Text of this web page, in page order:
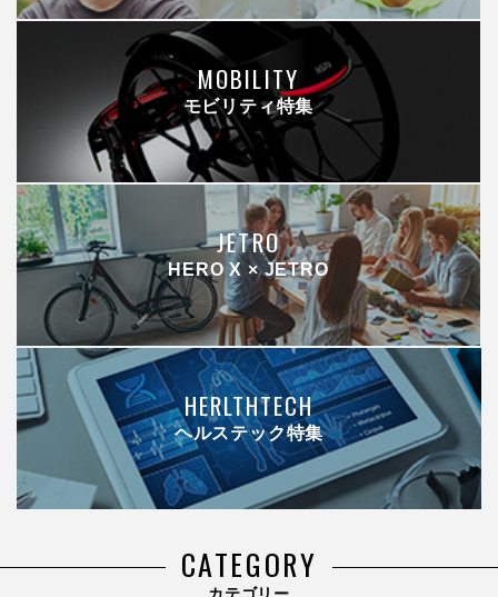
MOBILITY
モビリティ特集
JETRO
HERO X × JETRO
HERLTHTECH
ヘルステック特集
CATEGORY